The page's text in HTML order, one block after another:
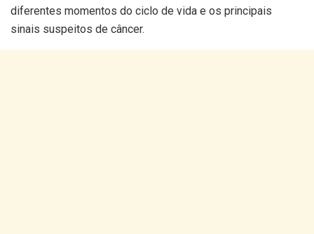
diferentes momentos do ciclo de vida e os principais
sinais suspeitos de câncer.